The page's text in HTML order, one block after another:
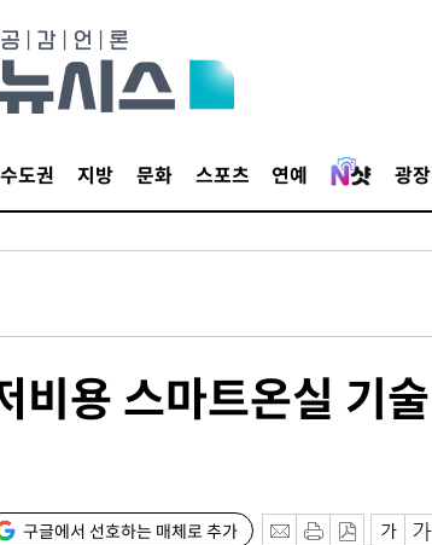
수도권 지방 문화 스포츠 연예 광장
용 스마트온실 기술
구글에서 선호하는 매체로 추가